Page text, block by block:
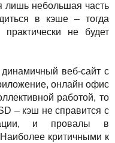
лишь небольшая часть
в кэше – тогда
практически не будет
веб-сайт с
онлайн офис
работой, то
– кэш не справится с
и провалы в
критичными к